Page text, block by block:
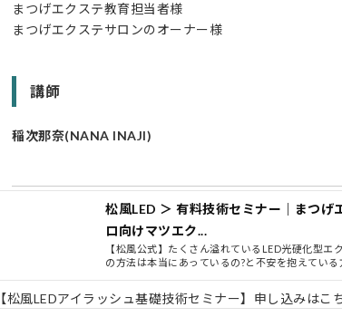
まつげエクステ教育担当者様
まつげエクステサロンのオーナー様
講師
稲次那奈(NANA INAJI)
松風LED ＞ 有料技術セミナー｜まつげ
ロ向けマツエク...
【松風公式】たくさん溢れているLED光硬化型エ
の方法は本当にあっているの?と不安を抱えている
【松風LEDアイラッシュ基礎技術セミナー】申し込みはこ